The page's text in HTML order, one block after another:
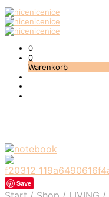
0
0
Warenkorb
Save